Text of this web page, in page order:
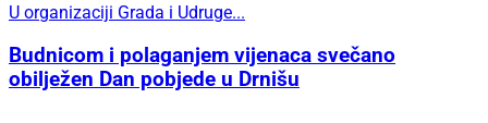
U organizaciji Grada i Udruge...
Budnicom i polaganjem vijenaca svečano
obilježen Dan pobjede u Drnišu